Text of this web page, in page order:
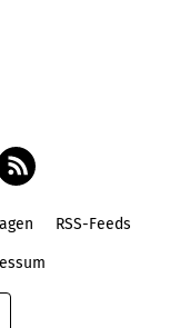
RSS-Feeds